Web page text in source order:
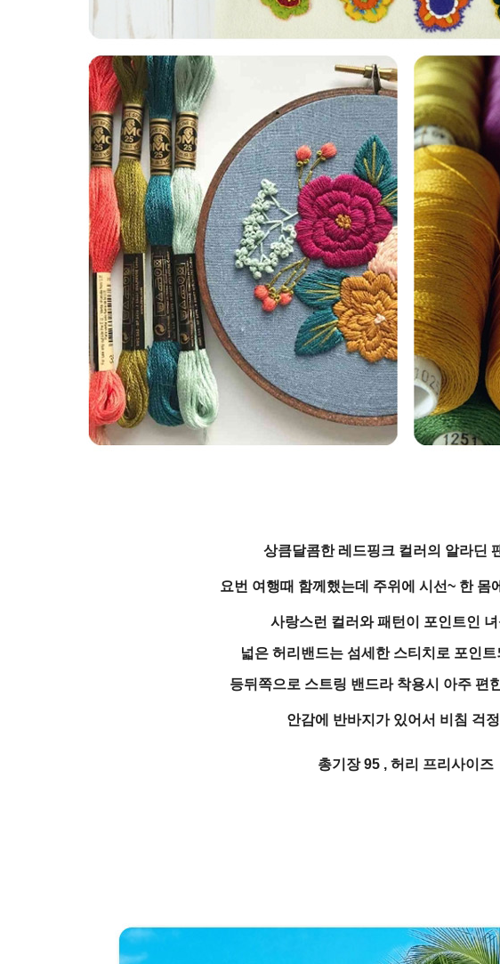
상큼달콤한 레드핑크 컬러의 알라딘
요번 여행때 함께했는데 주위에 시선~ 한 몸
사랑스런 컬러와 패턴이 포인트인
넓은 허리밴드는 섬세한 스티치로 포인
등뒤쪽으로 스트링 밴드라 착용시 아주 편
안감에 반바지가 있어서 비침 걱
총기장 95 , 허리 프리사이즈